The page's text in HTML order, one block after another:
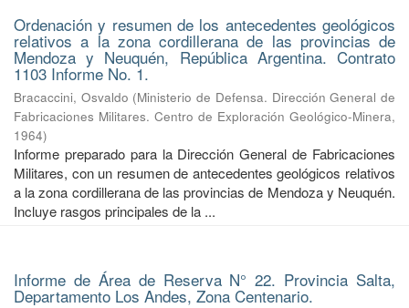
Ordenación y resumen de los antecedentes geológicos
relativos a la zona cordillerana de las provincias de
Mendoza y Neuquén, República Argentina. Contrato
1103 Informe No. 1.
Bracaccini, Osvaldo (Ministerio de Defensa. Dirección General de
Fabricaciones Militares. Centro de Exploración Geológico-Minera,
1964)
Informe preparado para la Dirección General de Fabricaciones
Militares, con un resumen de antecedentes geológicos relativos
a la zona cordillerana de las provincias de Mendoza y Neuquén.
Incluye rasgos principales de la ...
Informe de Área de Reserva N° 22. Provincia Salta,
Departamento Los Andes, Zona Centenario.